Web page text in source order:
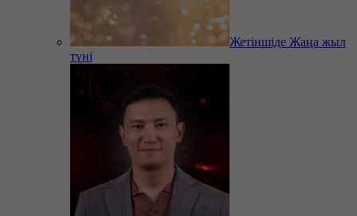
Жетіншіде Жаңа жыл
түні